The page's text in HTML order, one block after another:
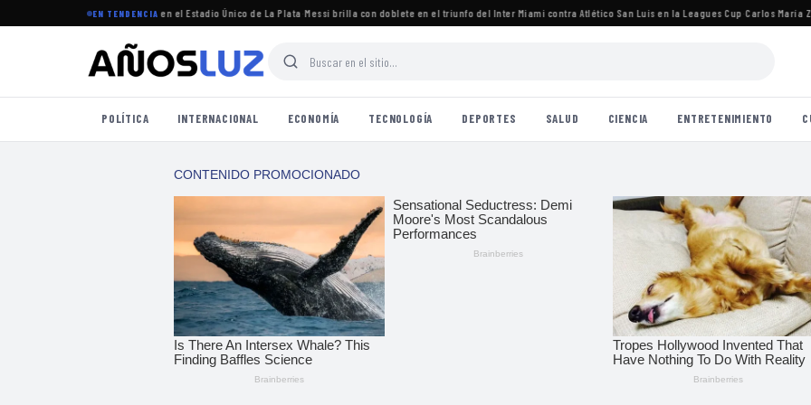
EN TENDENCIA
Clausura 2026 se jugará en el Estadio Único de La Plata·Messi brilla con doblete en el triunfo del Inter Miami contra Atlético San Luis en la Leagues Cup·Carlos María
POLÍTICA INTERNACIONAL ECONOMÍA TECNOLOGÍA DEPORTES SALUD CIENCIA ENTRETENIMIENTO